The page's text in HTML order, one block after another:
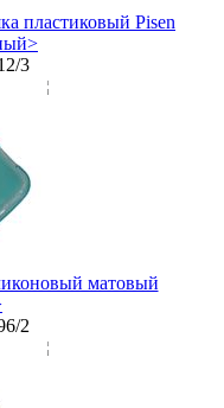
пластиковый Pisen
3
матовый
2